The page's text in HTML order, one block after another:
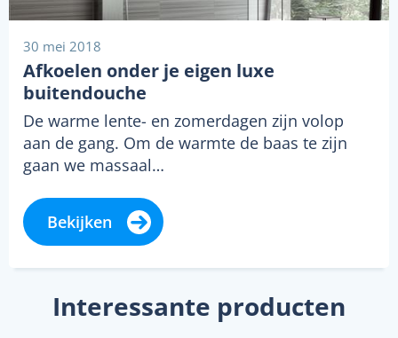
30 mei 2018
Afkoelen onder je eigen luxe
buitendouche
De warme lente- en zomerdagen zijn volop
aan de gang. Om de warmte de baas te zijn
gaan we massaal…
Bekijken
Interessante producten